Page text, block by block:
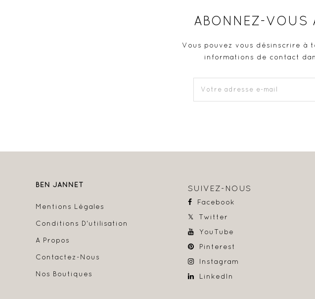
ABONNEZ-VOUS
Vous pouvez vous désinscrire à
informations de contact
BEN JANNET
Mentions Légales
Conditions D'utilisation
A Propos
Contactez-Nous
Nos Boutiques
SUIVEZ-NOUS
Facebook
Twitter
YouTube
Pinterest
Instagram
LinkedIn